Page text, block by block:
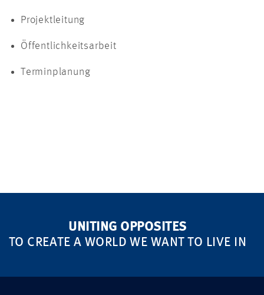
Projektleitung
Öffentlichkeitsarbeit
Terminplanung
UNITING OPPOSITES
TO CREATE A WORLD WE WANT TO LIVE IN